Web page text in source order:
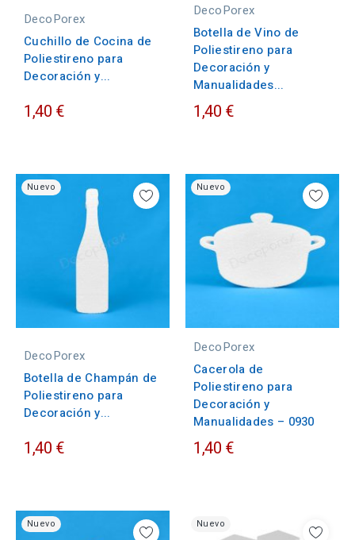
DecoPorex
Cuchillo de Cocina de
Poliestireno para
Decoración y...
1,40 €
DecoPorex
Botella de Vino de
Poliestireno para
Decoración y
Manualidades...
1,40 €
Nuevo
DecoPorex
Botella de Champán de
Poliestireno para
Decoración y...
1,40 €
Nuevo
DecoPorex
Cacerola de
Poliestireno para
Decoración y
Manualidades – 0930
1,40 €
Nuevo Nuevo